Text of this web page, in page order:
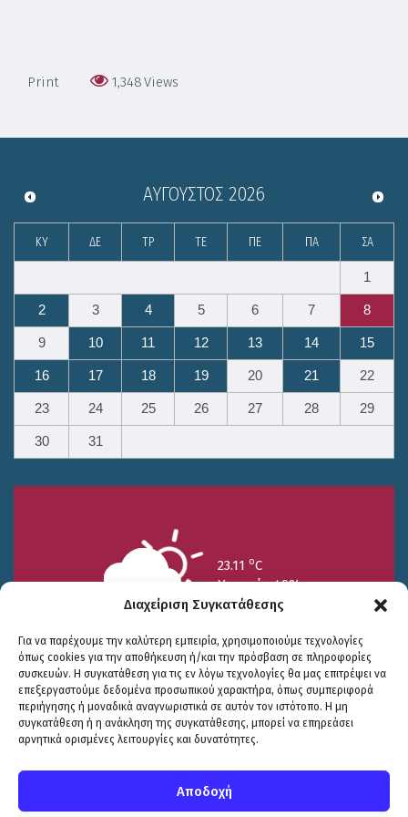
Διαχείριση Συγκατάθεσης
Για να παρέχουμε την καλύτερη εμπειρία, χρησιμοποιούμε τεχνολογίες
όπως cookies για την αποθήκευση ή/και την πρόσβαση σε πληροφορίες
συσκευών. Η συγκατάθεση για τις εν λόγω τεχνολογίες θα μας επιτρέψει να
επεξεργαστούμε δεδομένα προσωπικού χαρακτήρα, όπως συμπεριφορά
περιήγησης ή μοναδικά αναγνωριστικά σε αυτόν τον ιστότοπο. Η μη
συγκατάθεση ή η ανάκληση της συγκατάθεσης, μπορεί να επηρεάσει
αρνητικά ορισμένες λειτουργίες και δυνατότητες.
Αποδοχή
Print 1,348Views
ΑΎΓΟΥΣΤΟΣ 2026
ΚΥ ΔΕ ΤΡ ΤΕ ΠΕ ΠΑ ΣΑ
1
2 3 4 5 6 7 8
9 10 11 12 13 14 15
16 17 18 19 20 21 22
23 24 25 26 27 28 29
30 31
23.11 oC
Υγρασία 49%
25/7
15.73 oC
26/7
17.99oC
27/7
20.94oC
© COPYRIGHT ΔΗΜΟΣ ΣΟΥΛΙΟΥ 2026
ΕΓΚΡΙΤΟΣ GROUP